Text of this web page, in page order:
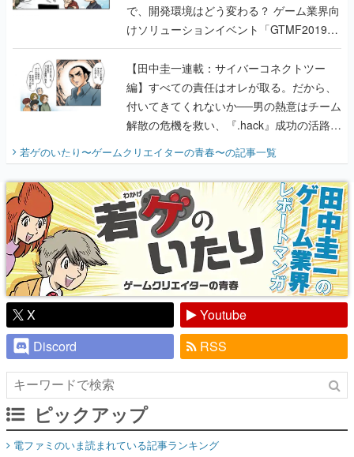
で、開発環境はどう変わる？ ゲーム業界向
けソリューションイベント「GTMF2019」
に行って、より理解を深めよう【PR】
【田中圭一連載：サイバーコネクトツー
編】すべての責任はオレが取る。だから、
付いてきてくれないか──男の熱意はチーム
解散の危機を救い、『.hack』成功の活路を
『少年ジャンプ』色だった【若ゲのいた
り】
若ゲのいたり〜ゲームクリエイターの青春〜の記事一覧
X
Youtube
Discord
RSS
ピックアップ
電ファミのいま読まれている記事ランキング